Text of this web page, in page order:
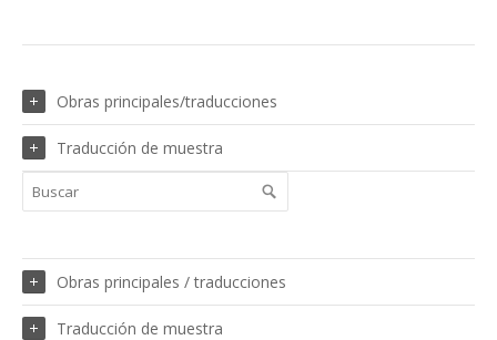
Obras principales/traducciones
Traducción de muestra
Obras principales / traducciones
Traducción de muestra